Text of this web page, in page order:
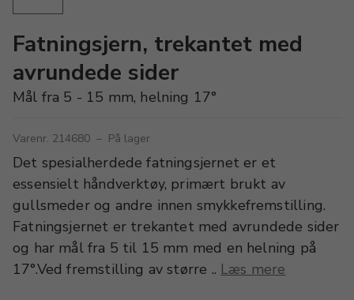
Fatningsjern, trekantet med
avrundede sider
Mål fra 5 - 15 mm, helning 17°
Varenr. 214680 – På lager
Det spesialherdede fatningsjernet er et
essensielt håndverktøy, primært brukt av
gullsmeder og andre innen smykkefremstilling.
Fatningsjernet er trekantet med avrundede sider
og har mål fra 5 til 15 mm med en helning på
17°.Ved fremstilling av større .. Læs mere